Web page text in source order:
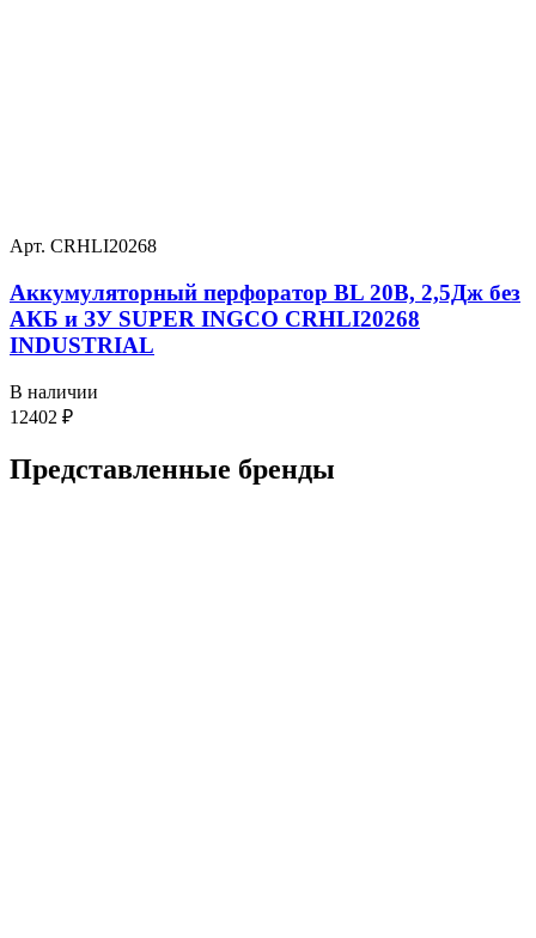
Арт. CRHLI20268
Аккумуляторный перфоратор BL 20В, 2,5Дж без
АКБ и ЗУ SUPER INGCO CRHLI20268
INDUSTRIAL
В наличии
12402 ₽
Представленные бренды